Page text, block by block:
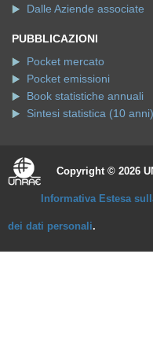
Dalle Aziende associate
PUBBLICAZIONI
Pocket mercato
Pocket emissioni
Book statistiche annuali
Sintesi statistica (10 anni)
Copyright © 2026
Informativa Estesa
dei dati personali.